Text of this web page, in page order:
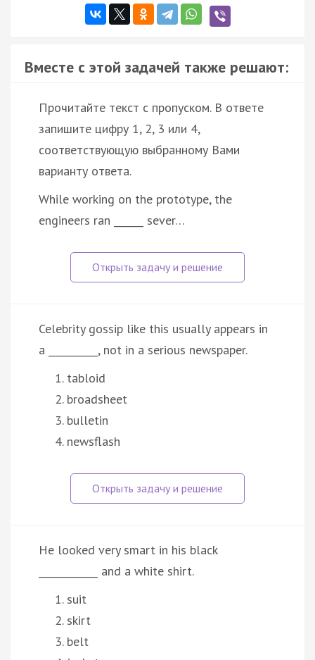
Вместе с этой задачей также решают:
Прочитайте текст с пропуском. В ответе
запишите цифру 1, 2, 3 или 4,
соответствующую выбранному Вами
варианту ответа.
While working on the prototype, the
engineers ran ______ sever…
Celebrity gossip like this usually appears in
a __________, not in a serious newspaper.
tabloid
broadsheet
bulletin
newsflash
He looked very smart in his black
____________ and a white shirt.
suit
skirt
belt